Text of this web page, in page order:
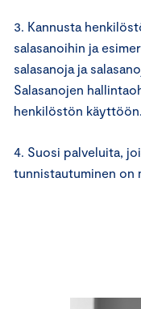
3. Kannusta
salasanoihin ja
salasanoja ja
Salasanojen
henkilöstön käyttöön.
4. Suosi palveluita,
tunnistautuminen on